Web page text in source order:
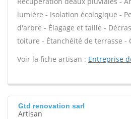
lumière - Isolation écologique -
d'arbre - Élagage et taille -
toiture - Étanchéité de terrasse -
Voir la fiche artisan : Entreprise
Gtd renovation sarl
Artisan